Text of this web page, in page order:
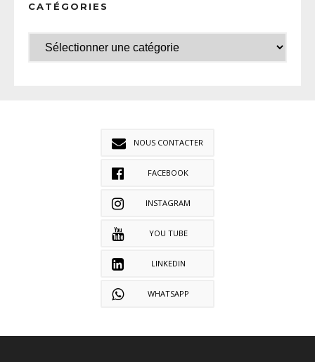
CATÉGORIES
NOUS CONTACTER
FACEBOOK
INSTAGRAM
YOU TUBE
LINKEDIN
WHATSAPP